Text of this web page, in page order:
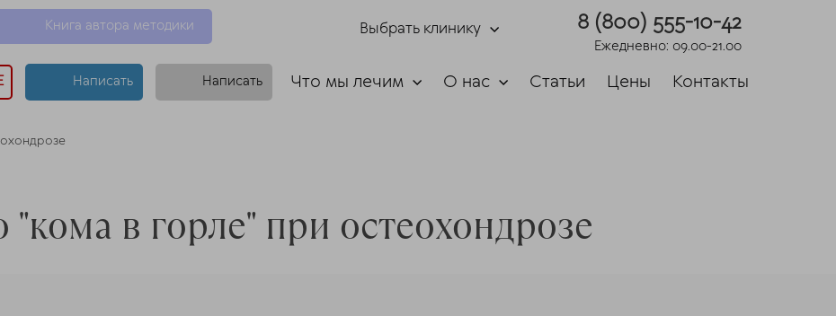
8 (800) 555-10-42
Ежедневно: 09.00-21.00
Выбрать клинику
Книга автора методики
Написать Написать Что мы лечим О нас Статьи Цены Контакты
"кома в горле" при остеохондрозе